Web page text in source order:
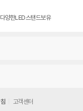
양한LED스탠드보유
고객센터